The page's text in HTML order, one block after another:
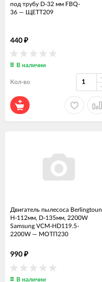
под трубу D-32 мм FBQ-
36 — ЩЕТТ209
440 ₽
В наличии
Кол-во
Двигатель пылесоса Berlingtoun
H-112мм, D-135мм, 2200W
Samsung VCM-HD119.5-
2200W — МОТП230
990 ₽
В наличии